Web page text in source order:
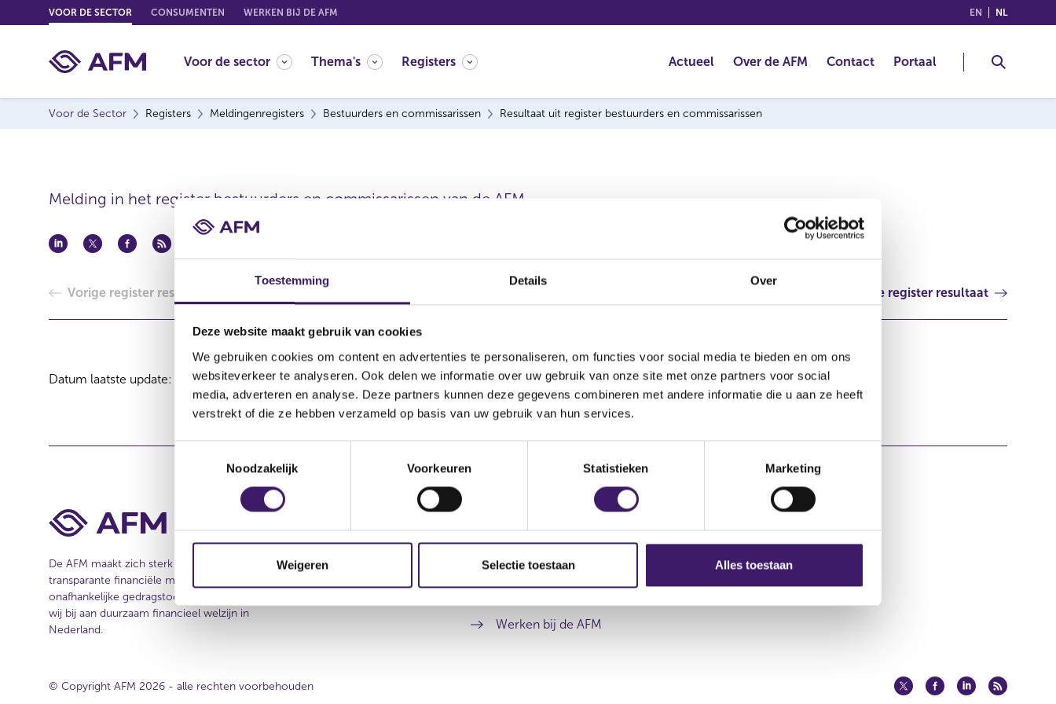
Toestemming Details Over
Deze website maakt gebruik van cookies
We gebruiken cookies om content en advertenties te personaliseren, om functies voor social media te bieden en om ons
websiteverkeer te analyseren. Ook delen we informatie over uw gebruik van onze site met onze partners voor social
media, adverteren en analyse. Deze partners kunnen deze gegevens combineren met andere informatie die u aan ze heeft
verstrekt of die ze hebben verzameld op basis van uw gebruik van hun services.
T
m
i
n
Noodzakelijk Voorkeuren Statistieken Marketing
Weigeren Selectie toestaan Alles toestaan
o
o
EN (ENGLISH)
NL
VOOR DE SECTOR CONSUMENTEN WERKEN BIJ DE AFM
Voor de sector Thema's Registers Actueel Over de AFM Contact Portaal
Voor de Sector Registers Meldingenregisters Bestuurders en commissarissen Resultaat uit register bestuurders en commissarissen
Melding in het register bestuurders en commissarissen van de AFM.
Vorige register resultaat Volgende register resultaat
Datum laatste update: 07 augustus 2026
Over de AFM
Contact
Werken bij de AFM
Privacy
Cookiebeleid
De AFM maakt zich sterk voor eerlijke en
transparante financiële markten. Als
onafhankelijke gedragstoezichthouder dragen
wij bij aan duurzaam financieel welzijn in
Nederland.
© Copyright AFM 2026 - alle rechten voorbehouden